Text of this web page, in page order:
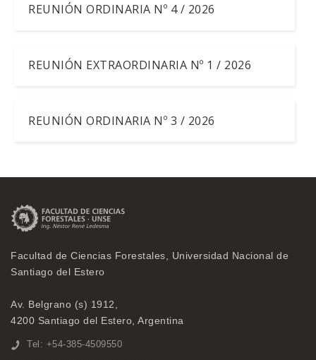
REUNIÓN ORDINARIA Nº 4 / 2026
REUNIÓN EXTRAORDINARIA Nº 1 / 2026
REUNIÓN ORDINARIA Nº 3 / 2026
Facultad de Ciencias Forestales, Universidad Nacional de
Santiago del Estero
Av. Belgrano (s) 1912,
4200 Santiago del Estero, Argentina
Tel: +54-385-4509550